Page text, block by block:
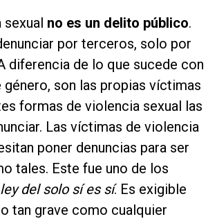
sexual no es un delito público.
por terceros, solo por
diferencia de lo que sucede con
género, son las propias víctimas
formas de violencia sexual las
Las víctimas de violencia
poner denuncias para ser
tales. Este fue uno de los
ley del solo sí es sí. Es exigible
tan grave como cualquier